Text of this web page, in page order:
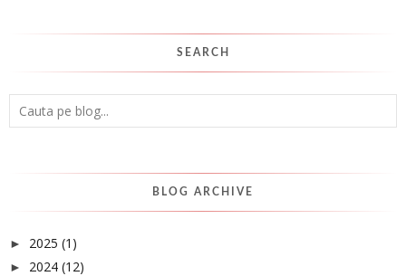
SEARCH
BLOG ARCHIVE
► 2025 (1)
► 2024 (12)